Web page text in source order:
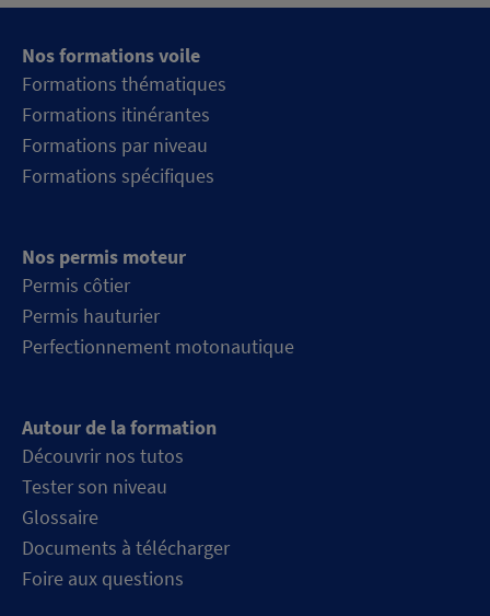
Nos formations voile
Formations thématiques
Formations itinérantes
Formations par niveau
Formations spécifiques
Nos permis moteur
Permis côtier
Permis hauturier
Perfectionnement motonautique
Autour de la formation
Découvrir nos tutos
Tester son niveau
Glossaire
Documents à télécharger
Foire aux questions